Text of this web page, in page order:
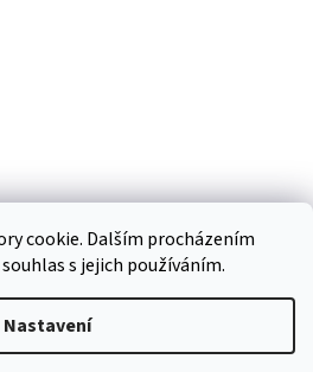
cookie. Dalším procházením
s jejich používáním.
Nastavení